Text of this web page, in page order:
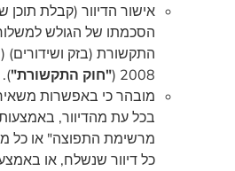
אישור הדיוור (קבלת תוכן
הסכמתו של הגולש
2008 ( "חוק התקשורת").
מובהר כי באפשרות
בכל עת מהדיוור,
מרשימת התפוצה" או כל
כל דיוור שנשלח, או